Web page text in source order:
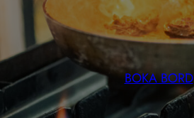
BOKA BORD